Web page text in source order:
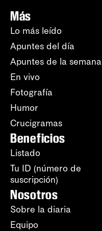
Más
Lo más leído
Apuntes del día
Apuntes de la semana
En vivo
Fotografía
Humor
Crucigramas
Beneficios
Listado
Tu ID (número de
suscripción)
Nosotros
Sobre la diaria
Equipo